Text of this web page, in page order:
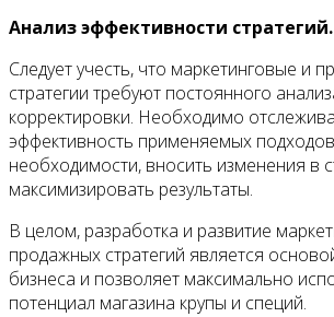
Анализ эффективности стратегий.
Следует учесть, что маркетинговые и
стратегии требуют постоянного
корректировки. Необходимо
эффективность применяемых
необходимости, вносить изменения в
максимизировать результаты.
В целом, разработка и развитие
продажных стратегий является
бизнеса и позволяет максимально
потенциал магазина крупы и специй.